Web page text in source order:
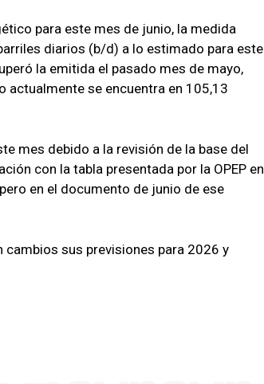
para este mes de junio, la medida
diarios (b/d) a lo estimado para este
la emitida el pasado mes de mayo,
actualmente se encuentra en 105,13
mes debido a la revisión de la base del
con la tabla presentada por la OPEP en
en el documento de junio de ese
cambios sus previsiones para 2026 y